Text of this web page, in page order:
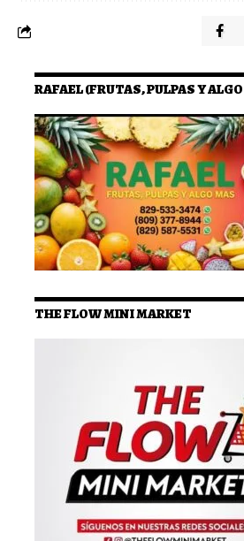
RAFAEL (FRUTAS, PULPAS Y
THE FLOW MINI MARKET